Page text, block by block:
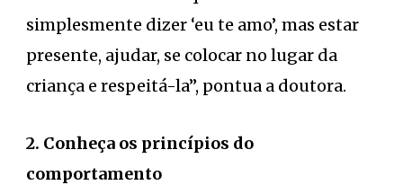
simplesmente dizer ‘eu te amo’, mas estar
presente, ajudar, se colocar no lugar da
criança e respeitá-la”, pontua a doutora.
2. Conheça os princípios do
comportamento